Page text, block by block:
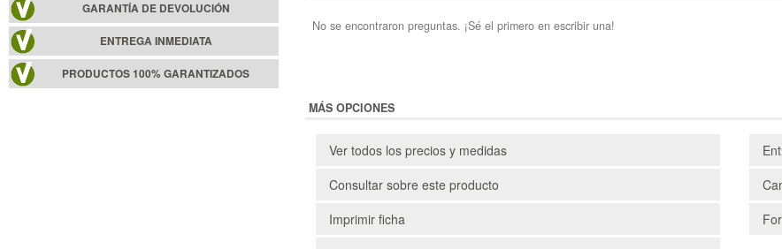
GARANTÍA DE DEVOLUCIÓN
ENTREGA INMEDIATA
PRODUCTOS 100% GARANTIZADOS
No se encontraron preguntas. ¡Sé el primero en escribir una!
MÁS OPCIONES
Ver todos los precios y medidas
Consultar sobre este producto
Imprimir ficha